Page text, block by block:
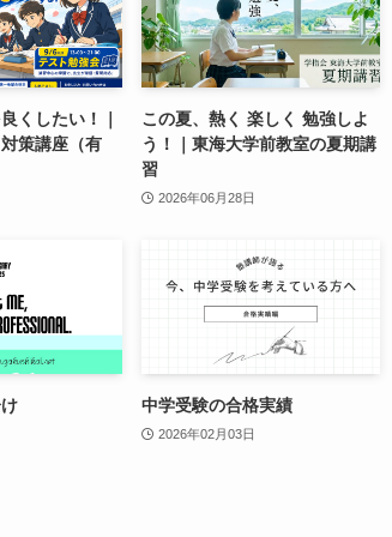
くしたい！｜
策講座（有
この夏、熱く 楽しく 勉強しよ
う！｜東海大学前教室の夏期講
習
2026年06月28日
中学受験の合格実績
2026年02月03日